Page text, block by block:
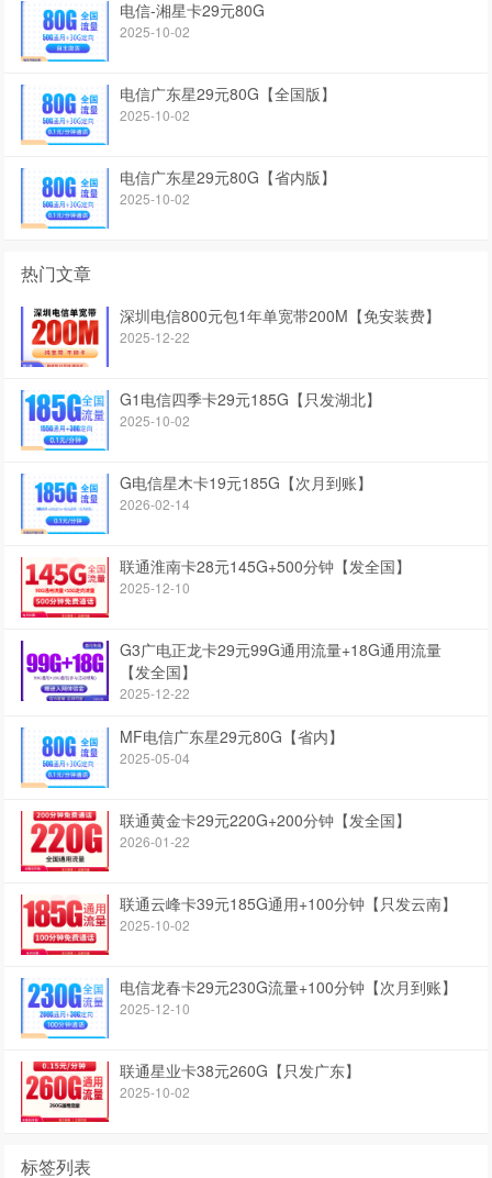
电信-湘星卡29元80G
2025-10-02
电信广东星29元80G【全国版】
2025-10-02
电信广东星29元80G【省内版】
2025-10-02
热门文章
深圳电信800元包1年单宽带200M【免安装费】
2025-12-22
G1电信四季卡29元185G【只发湖北】
2025-10-02
G电信星木卡19元185G【次月到账】
2026-02-14
联通淮南卡28元145G+500分钟【发全国】
2025-12-10
G3广电正龙卡29元99G通用流量+18G通用流量
【发全国】
2025-12-22
MF电信广东星29元80G【省内】
2025-05-04
联通黄金卡29元220G+200分钟【发全国】
2026-01-22
联通云峰卡39元185G通用+100分钟【只发云南】
2025-10-02
电信龙春卡29元230G流量+100分钟【次月到账】
2025-12-10
联通星业卡38元260G【只发广东】
2025-10-02
标签列表